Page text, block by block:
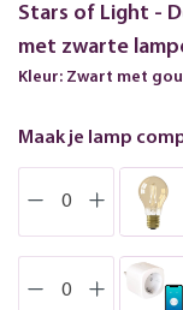
Stars of Light -
met zwarte
Kleur: Zwart met
Maak je lamp